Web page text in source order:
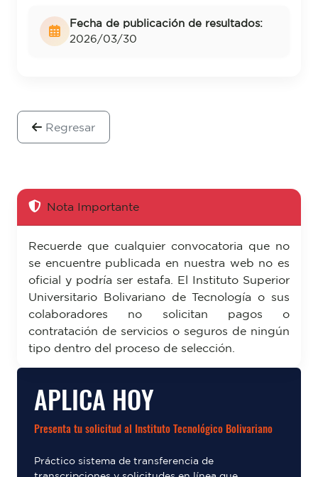
APLICA HOY
Presenta tu solicitud al Instituto Tecnológico Bolivariano
Práctico sistema de transferencia de
Fecha de publicación de resultados:
2026/03/30
Regresar
Nota Importante
Recuerde que cualquier convocatoria que no
se encuentre publicada en nuestra web no es
oficial y podría ser estafa. El Instituto Superior
Universitario Bolivariano de Tecnología o sus
colaboradores no solicitan pagos o
contratación de servicios o seguros de ningún
tipo dentro del proceso de selección.